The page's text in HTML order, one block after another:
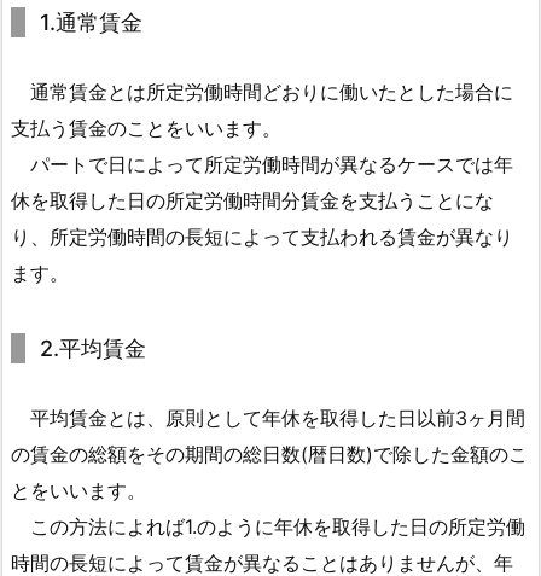
方
1.
2.
通
常
1.
2.
平
均
賃
金
1.通常賃金
通常賃金とは所定労働時間どおりに働いたとした場合に
支払う賃金のことをいいます。
パートで日によって所定労働時間が異なるケースでは年
休を取得した日の所定労働時間分賃金を支払うことにな
り、所定労働時間の長短によって支払われる賃金が異なり
ます。
2.平均賃金
平均賃金とは、原則として年休を取得した日以前3ヶ月間
の賃金の総額をその期間の総日数(暦日数)で除した金額のこ
とをいいます。
この方法によれば1.のように年休を取得した日の所定労働
時間の長短によって賃金が異なることはありませんが、年